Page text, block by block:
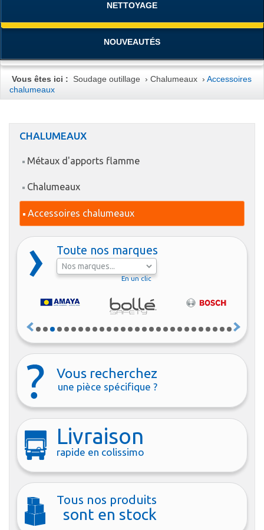
NETTOYAGE
NOUVEAUTÉS
Vous êtes ici : Soudage outillage ›Chalumeaux ›Accessoires
chalumeaux
CHALUMEAUX
Métaux d'apports flamme
Chalumeaux
Accessoires chalumeaux
Toute nos marques
En un clic
Vous recherchez
une pièce spécifique ?
Livraison
rapide en colissimo
Tous nos produits
sont en stock